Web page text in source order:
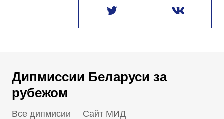
Дипмиссии Беларуси за
рубежом
Все дипмисии Сайт МИД